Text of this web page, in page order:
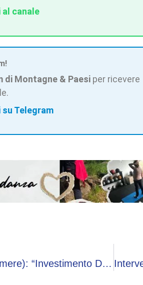
canale
di Montagne & Paesi per ricevere
Telegram
Imprese, Santocono (InfoCamere): “Investimento Di 650 Mln All’anno Per Le Prime Dieci Autocertificazioni”